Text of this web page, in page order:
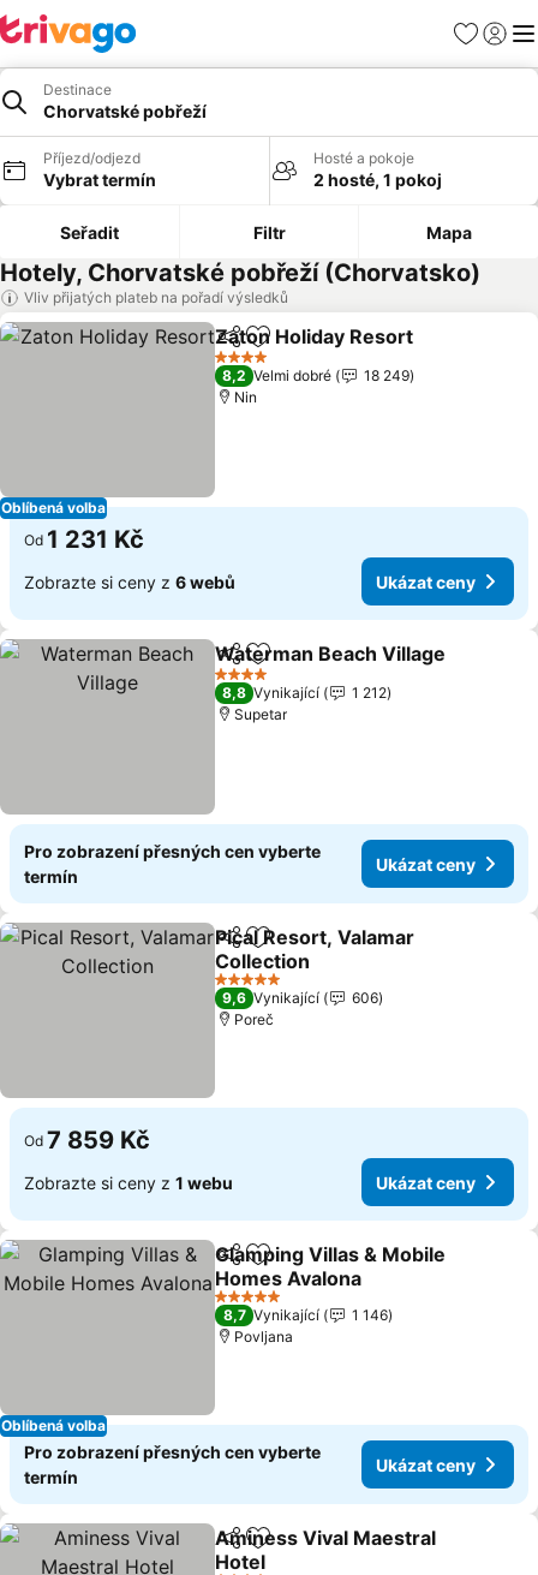
Oblíbené
Destinace
Chorvatské pobřeží
Příjezd/odjezd
Vybrat termín
Hosté a pokoje
2 hosté, 1 pokoj
Seřadit Filtr Mapa
Hotely, Chorvatské pobřeží (Chorvatsko)
Vliv přijatých plateb na pořadí výsledků
Oblíbená volba
SdíletPřidat na seznam oblíbených
Zaton Holiday Resort
4 Počet hvězdiček
8,2 Velmi dobré
18 249
Nin
Od 1 231 Kč
Zobrazte si ceny z 6 webů Ukázat ceny
SdíletPřidat na seznam oblíbených
Waterman Beach Village
4 Počet hvězdiček
8,8 Vynikající
1 212
Supetar
Pro zobrazení přesných cen vyberte
termín
Ukázat ceny
SdíletPřidat na seznam oblíbených
Pical Resort, Valamar
Collection
5 Počet hvězdiček
9,6 Vynikající
606
Poreč
Od 7 859 Kč
Zobrazte si ceny z 1 webu Ukázat ceny
Oblíbená volba
SdíletPřidat na seznam oblíbených
Glamping Villas & Mobile
Homes Avalona
5 Počet hvězdiček
8,7 Vynikající
1 146
Povljana
Pro zobrazení přesných cen vyberte
termín
Ukázat ceny
SdíletPřidat na seznam oblíbených
Aminess Vival Maestral
Hotel